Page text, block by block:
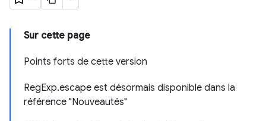
Sur cette page
Points forts de cette version
RegExp.escape est désormais disponible dans la
référence "Nouveautés"